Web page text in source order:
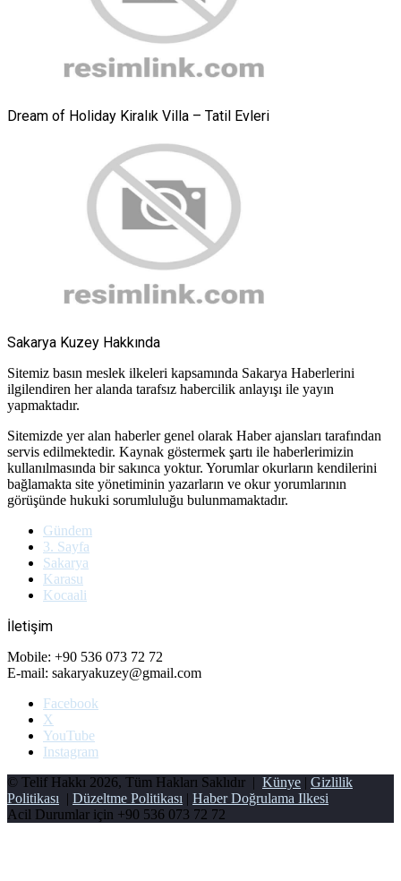
Dream of Holiday Kiralık Villa – Tatil Evleri
Sakarya Kuzey Hakkında
Sitemiz basın meslek ilkeleri kapsamında Sakarya Haberlerini
ilgilendiren her alanda tarafsız habercilik anlayışı ile yayın
yapmaktadır.
Sitemizde yer alan haberler genel olarak Haber ajansları tarafından
servis edilmektedir. Kaynak göstermek şartı ile haberlerimizin
kullanılmasında bir sakınca yoktur. Yorumlar okurların kendilerini
bağlamakta site yönetiminin yazarların ve okur yorumlarının
görüşünde hukuki sorumluluğu bulunmamaktadır.
Gündem
3. Sayfa
Sakarya
Karasu
Kocaali
İletişim
Mobile: +90 536 073 72 72
E-mail: sakaryakuzey@gmail.com
Facebook
X
YouTube
Instagram
© Telif Hakkı 2026, Tüm Hakları Saklıdır | Künye | Gizlilik
Politikası | Düzeltme Politikası | Haber Doğrulama Ilkesi
Acil Durumlar için +90 536 073 72 72